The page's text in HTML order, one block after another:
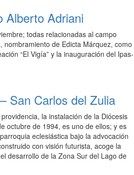
Alberto Adriani
todas relacionadas al campo
de Edicta Márquez, como
“El Vigía” y la inauguración del Ipas-
San Carlos del Zulia
la instalación de la Diócesis
octubre de 1994, es uno de ellos; y es
eclesiástica bajo la advocación
con visión futurista, acoge la
desarrollo de la Zona Sur del Lago de